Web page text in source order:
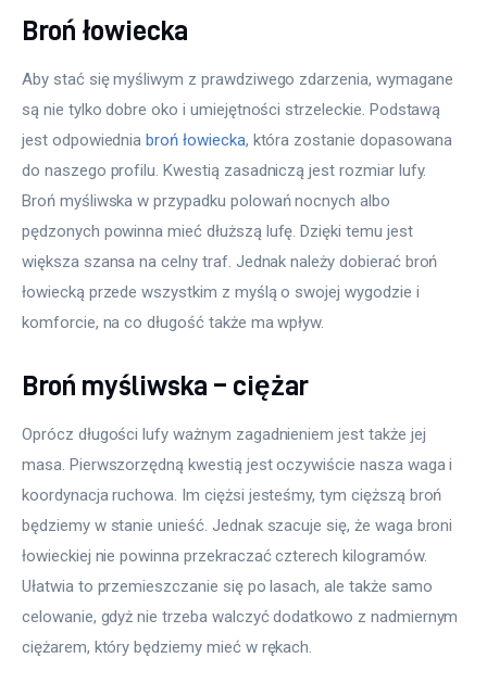
Broń łowiecka
Aby stać się myśliwym z prawdziwego zdarzenia, wymagane
są nie tylko dobre oko i umiejętności strzeleckie. Podstawą
jest odpowiednia broń łowiecka, która zostanie dopasowana
do naszego profilu. Kwestią zasadniczą jest rozmiar lufy.
Broń myśliwska w przypadku polowań nocnych albo
pędzonych powinna mieć dłuższą lufę. Dzięki temu jest
większa szansa na celny traf. Jednak należy dobierać broń
łowiecką przede wszystkim z myślą o swojej wygodzie i
komforcie, na co długość także ma wpływ.
Broń myśliwska – ciężar
Oprócz długości lufy ważnym zagadnieniem jest także jej
masa. Pierwszorzędną kwestią jest oczywiście nasza waga i
koordynacja ruchowa. Im ciężsi jesteśmy, tym cięższą broń
będziemy w stanie unieść. Jednak szacuje się, że waga broni
łowieckiej nie powinna przekraczać czterech kilogramów.
Ułatwia to przemieszczanie się po lasach, ale także samo
celowanie, gdyż nie trzeba walczyć dodatkowo z nadmiernym
ciężarem, który będziemy mieć w rękach.